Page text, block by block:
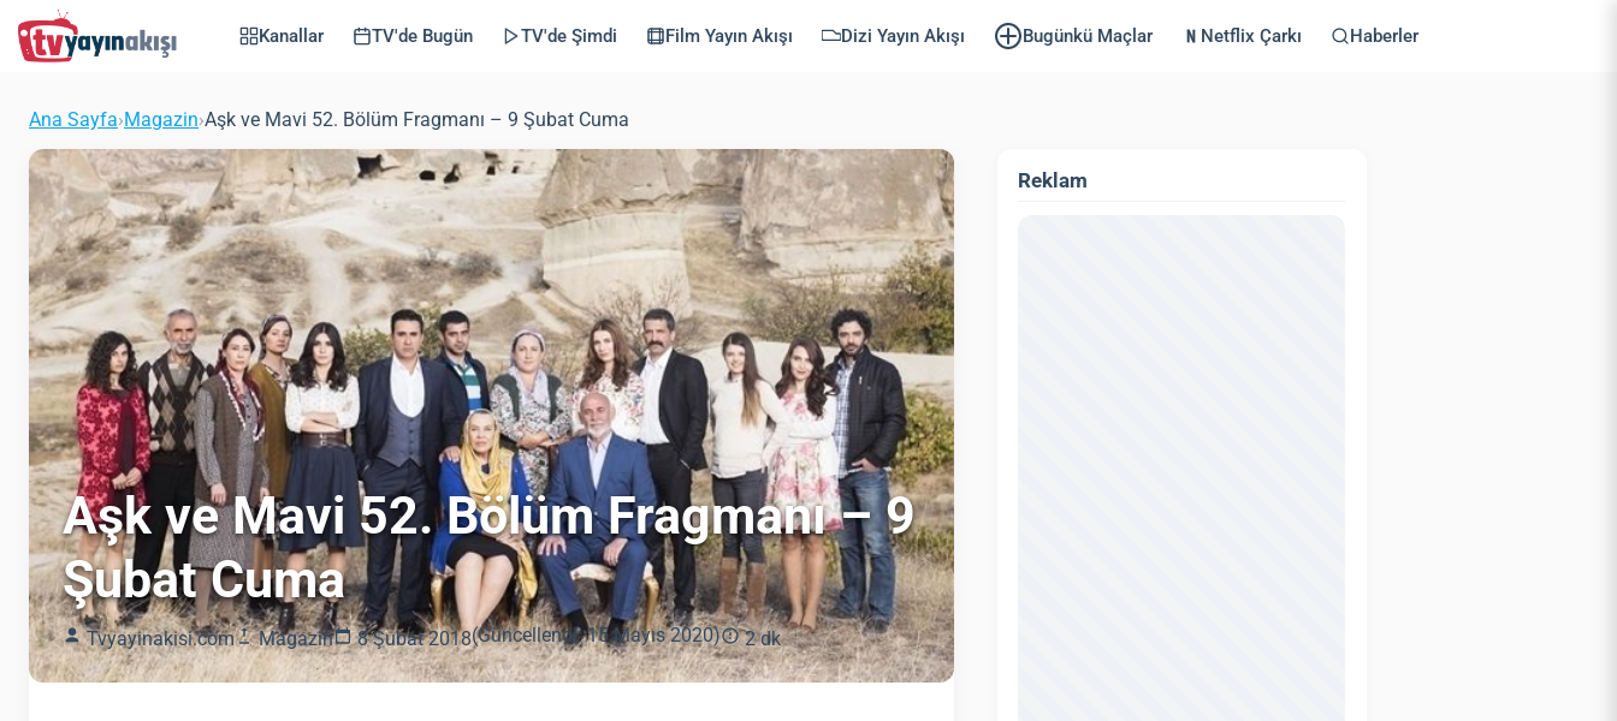
Kanallar TV'de Bugün TV'de Şimdi Film Yayın Akışı Dizi Yayın Akışı Bugünkü Maçlar Netflix Çarkı Haberler
Ana Sayfa›Magazin›Aşk ve Mavi 52. Bölüm Fragmanı – 9 Şubat Cuma
Aşk ve Mavi 52. Bölüm Fragmanı – 9
Şubat Cuma
Tvyayinakisi.com Magazin 8 Şubat 2018(Güncellendi: 15 Mayıs 2020) 2 dk
Reklam